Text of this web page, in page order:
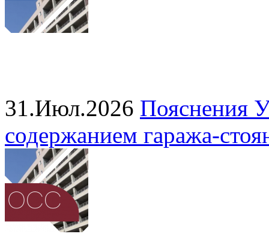
31.Июл.2026 Пояснения
содержанием